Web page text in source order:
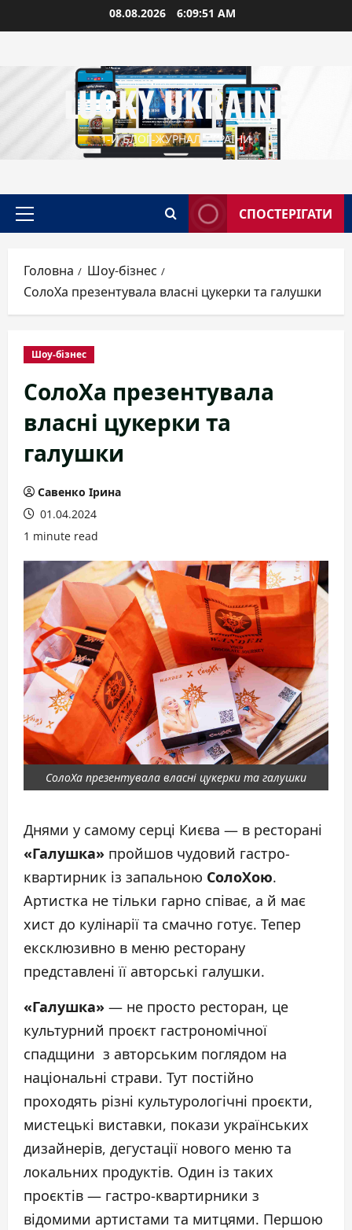
до
08.08.2026 6:09:52 AM
LUCKY UKRAINE
1-Й БЛОГ-ЖУРНАЛ УКРАЇНИ
Головне
СПОСТЕРІГАТИ
Головна
Шоу-бізнес
СолоХа презентувала власні цукерки та галушки
Шоу-бізнес
СолоХа презентувала
власні цукерки та
галушки
Савенко Ірина
01.04.2024
1 minute read
СолоХа презентувала власні цукерки та галушки
Днями у самому серці Києва — в ресторані
«Галушка» пройшов чудовий гастро-
квартирник із запальною СолоХою.
Артистка не тільки гарно співає, а й має
хист до кулінарії та смачно готує. Тепер
ексклюзивно в меню ресторану
представлені її авторські галушки.
«Галушка» — не просто ресторан, це
культурний проєкт гастрономічної
спадщини з авторським поглядом на
національні страви. Тут постійно
проходять різні культурологічні проєкти,
мистецькі виставки, покази українських
дизайнерів, дегустації нового меню та
локальних продуктів. Один із таких
проєктів — гастро-квартирники з
відомими артистами та митцями. Першою